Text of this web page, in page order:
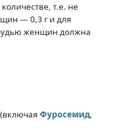
т.е. не
— 0,3 г и для
женщин должна
Фуросемид,